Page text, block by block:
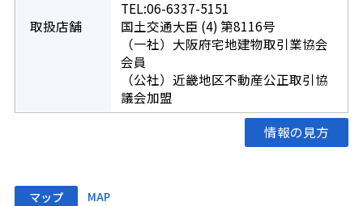
取扱店舗
TEL:06-6337-5151
国土交通大臣 (4) 第8116号
（一社）大阪府宅地建物取引業協会
会員
（公社）近畿地区不動産公正取引協
議会加盟
情報の見方
マップ MAP